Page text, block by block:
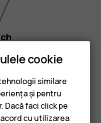
cookie
similare
și pentru
Dacă faci click pe
cu utilizarea